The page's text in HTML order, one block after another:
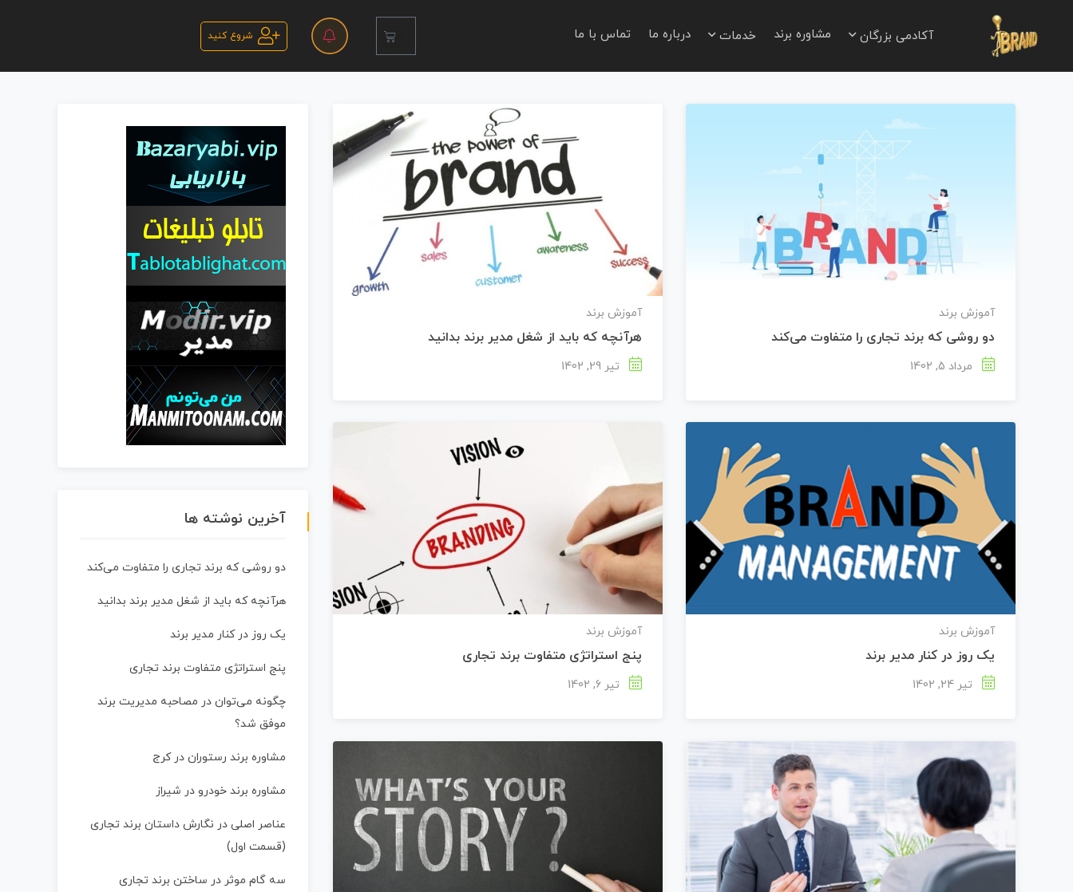
آکادمی بزرگان مشاوره برند خدمات درباره ما تماس با ما شروع کنید
آموزش برند
دو روشی که برند تجاری را متفاوت می‌کند
مرداد 5, 1402
آموزش برند
هرآنچه که باید از شغل مدیر برند بدانید
تیر 29, 1402
آموزش برند
یک روز در کنار مدیر برند
تیر 24, 1402
آموزش برند
پنج استراتژی متفاوت برند تجاری
تیر 6, 1402
آخرین نوشته ها
دو روشی که برند تجاری را متفاوت می‌کند
هرآنچه که باید از شغل مدیر برند بدانید
یک روز در کنار مدیر برند
پنج استراتژی متفاوت برند تجاری
چگونه می‌توان در مصاحبه مدیریت برند
موفق شد؟
مشاوره برند رستوران در کرج
مشاوره برند خودرو در شیراز
عناصر اصلی در نگارش داستان برند تجاری
(قسمت اول)
سه گام موثر در ساختن برند تجاری